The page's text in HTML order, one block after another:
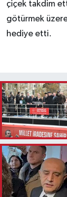
çiçek takdim
götürmek üzere
hediye etti.